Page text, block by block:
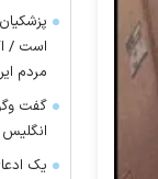
است /
مردم
گفت
انگلیس
یک